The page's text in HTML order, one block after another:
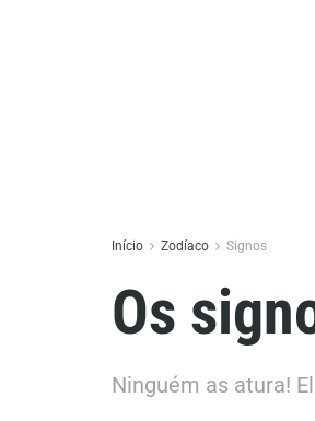
Início Zodíaco Signos
Os
Ninguém as atura!